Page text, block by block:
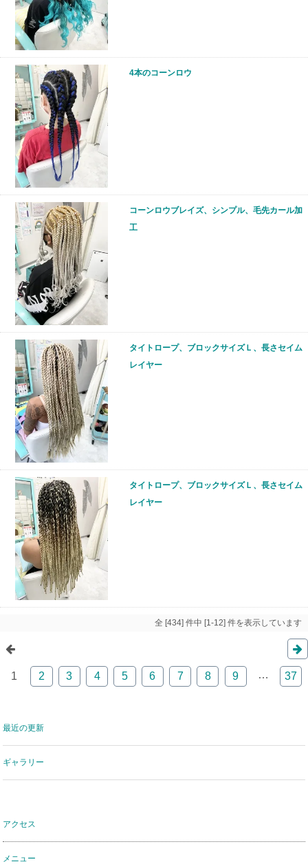
4本のコーンロウ
コーンロウブレイズ、シンプル、毛先カール加
工
タイトロープ、ブロックサイズＬ、長さセイム
レイヤー
タイトロープ、ブロックサイズＬ、長さセイム
レイヤー
全 [434] 件中 [1-12] 件を表示しています
1 2 3 4 5 6 7 8 9 … 37
最近の更新
ギャラリー
アクセス
メニュー